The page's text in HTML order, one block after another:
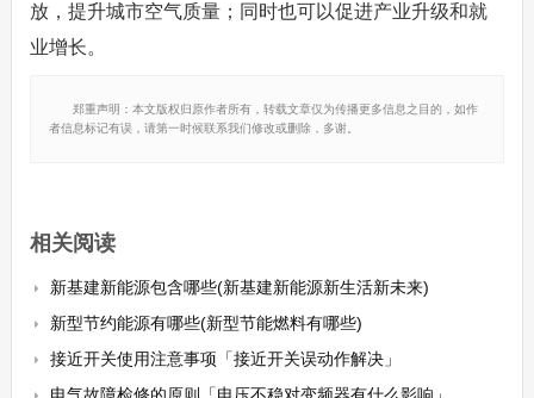
放，提升城市空气质量；同时也可以促进产业升级和就
业增长。
郑重声明：本文版权归原作者所有，转载文章仅为传播更多信息之目的，如作
者信息标记有误，请第一时候联系我们修改或删除，多谢。
相关阅读
新基建新能源包含哪些(新基建新能源新生活新未来)
新型节约能源有哪些(新型节能燃料有哪些)
接近开关使用注意事项「接近开关误动作解决」